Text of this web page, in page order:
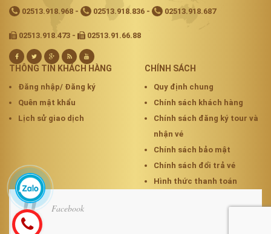
02513.918.968 - 02513.918.836 - 02513.918.687
02513.918.473 - 02513.91.66.88
THÔNG TIN KHÁCH HÀNG
Đăng nhập/ Đăng ký
Quên mật khẩu
Lịch sử giao dịch
CHÍNH SÁCH
Quy định chung
Chính sách khách hàng
Chính sách đăng ký tour và
nhận vé
Chính sách bảo mật
Chính sách đổi trả vé
Hình thức thanh toán
Facebook